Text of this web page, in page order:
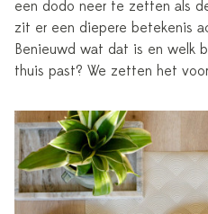
een dodo neer te zetten als
zit er een diepere betekenis
Benieuwd wat dat is en welk
thuis past? We zetten het